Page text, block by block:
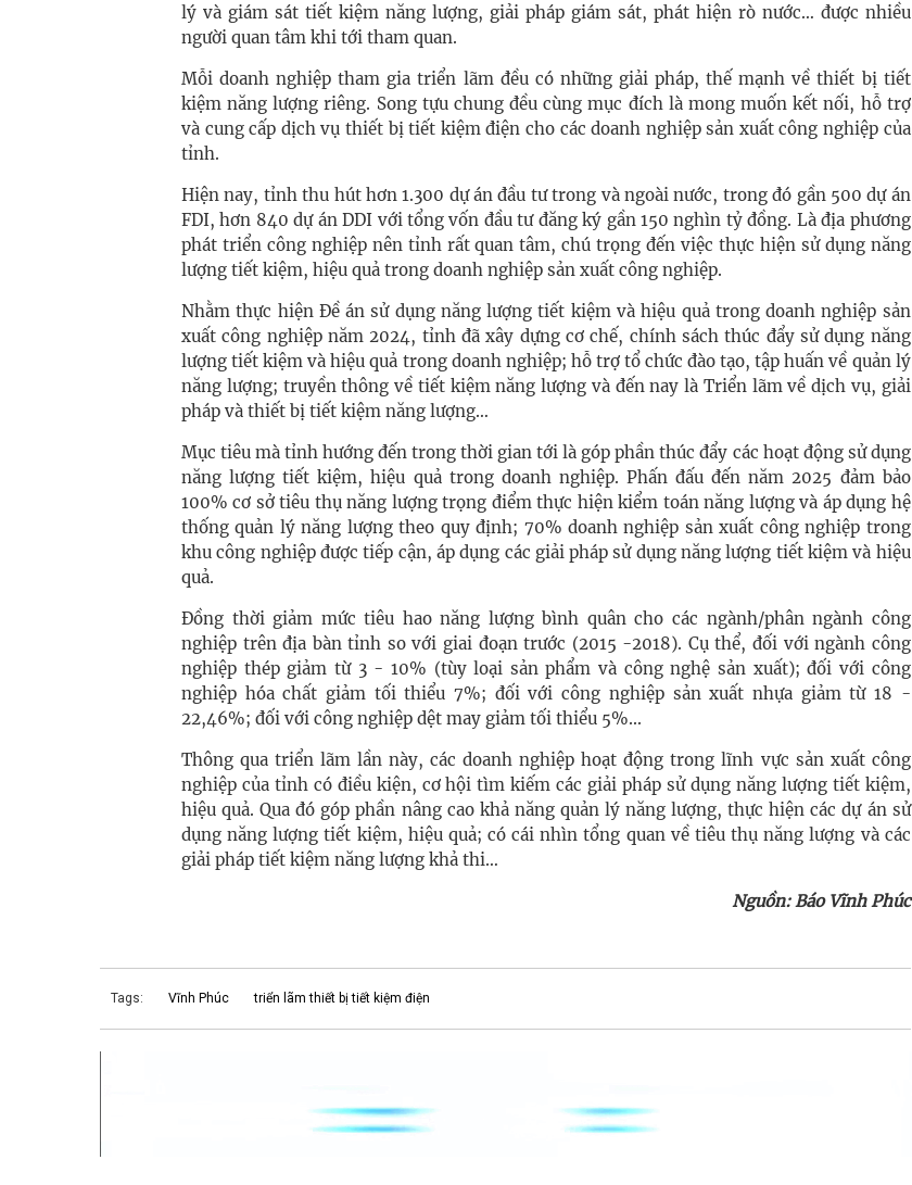
lý và giám sát tiết kiệm năng lượng, giải pháp giám sát, phát hiện rò nước… được nhiều
người quan tâm khi tới tham quan.
Mỗi doanh nghiệp tham gia triển lãm đều có những giải pháp, thế mạnh về thiết bị tiết
kiệm năng lượng riêng. Song tựu chung đều cùng mục đích là mong muốn kết nối, hỗ trợ
và cung cấp dịch vụ thiết bị tiết kiệm điện cho các doanh nghiệp sản xuất công nghiệp của
tỉnh.
Hiện nay, tỉnh thu hút hơn 1.300 dự án đầu tư trong và ngoài nước, trong đó gần 500 dự án
FDI, hơn 840 dự án DDI với tổng vốn đầu tư đăng ký gần 150 nghìn tỷ đồng. Là địa phương
phát triển công nghiệp nên tỉnh rất quan tâm, chú trọng đến việc thực hiện sử dụng năng
lượng tiết kiệm, hiệu quả trong doanh nghiệp sản xuất công nghiệp.
Nhằm thực hiện Đề án sử dụng năng lượng tiết kiệm và hiệu quả trong doanh nghiệp sản
xuất công nghiệp năm 2024, tỉnh đã xây dựng cơ chế, chính sách thúc đẩy sử dụng năng
lượng tiết kiệm và hiệu quả trong doanh nghiệp; hỗ trợ tổ chức đào tạo, tập huấn về quản lý
năng lượng; truyền thông về tiết kiệm năng lượng và đến nay là Triển lãm về dịch vụ, giải
pháp và thiết bị tiết kiệm năng lượng…
Mục tiêu mà tỉnh hướng đến trong thời gian tới là góp phần thúc đẩy các hoạt động sử dụng
năng lượng tiết kiệm, hiệu quả trong doanh nghiệp. Phấn đấu đến năm 2025 đảm bảo
100% cơ sở tiêu thụ năng lượng trọng điểm thực hiện kiểm toán năng lượng và áp dụng hệ
thống quản lý năng lượng theo quy định; 70% doanh nghiệp sản xuất công nghiệp trong
khu công nghiệp được tiếp cận, áp dụng các giải pháp sử dụng năng lượng tiết kiệm và hiệu
quả.
Đồng thời giảm mức tiêu hao năng lượng bình quân cho các ngành/phân ngành công
nghiệp trên địa bàn tỉnh so với giai đoạn trước (2015 -2018). Cụ thể, đối với ngành công
nghiệp thép giảm từ 3 - 10% (tùy loại sản phẩm và công nghệ sản xuất); đối với công
nghiệp hóa chất giảm tối thiểu 7%; đối với công nghiệp sản xuất nhựa giảm từ 18 -
22,46%; đối với công nghiệp dệt may giảm tối thiểu 5%...
Thông qua triển lãm lần này, các doanh nghiệp hoạt động trong lĩnh vực sản xuất công
nghiệp của tỉnh có điều kiện, cơ hội tìm kiếm các giải pháp sử dụng năng lượng tiết kiệm,
hiệu quả. Qua đó góp phần nâng cao khả năng quản lý năng lượng, thực hiện các dự án sử
dụng năng lượng tiết kiệm, hiệu quả; có cái nhìn tổng quan về tiêu thụ năng lượng và các
giải pháp tiết kiệm năng lượng khả thi…
Nguồn: Báo Vĩnh Phúc
Tags: Vĩnh Phúc triển lãm thiết bị tiết kiệm điện